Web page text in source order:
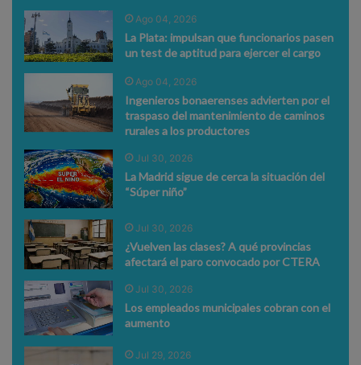
Ago 04, 2026
La Plata: impulsan que funcionarios pasen
un test de aptitud para ejercer el cargo
Ago 04, 2026
Ingenieros bonaerenses advierten por el
traspaso del mantenimiento de caminos
rurales a los productores
Jul 30, 2026
La Madrid sigue de cerca la situación del
“Súper niño”
Jul 30, 2026
¿Vuelven las clases? A qué provincias
afectará el paro convocado por CTERA
Jul 30, 2026
Los empleados municipales cobran con el
aumento
Jul 29, 2026